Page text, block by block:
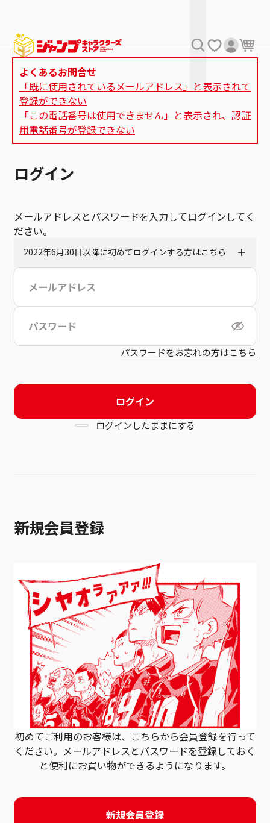
よくあるお問合せ
「既に使用されているメールアドレス」と表示されて
登録ができない
「この電話番号は使用できません」と表示され、認証
用電話番号が登録できない
ログイン
メールアドレスとパスワードを入力してログインしてく
ださい。
2022年6月30日以降に初めてログインする方はこちら
こちら
パスワードをお忘れの方はこちら
ログイン
ログインしたままにする
新規会員登録
初めてご利用のお客様は、こちらから会員登録を行って
ください。 メールアドレスとパスワードを登録しておく
と便利にお買い物ができるようになります。
新規会員登録